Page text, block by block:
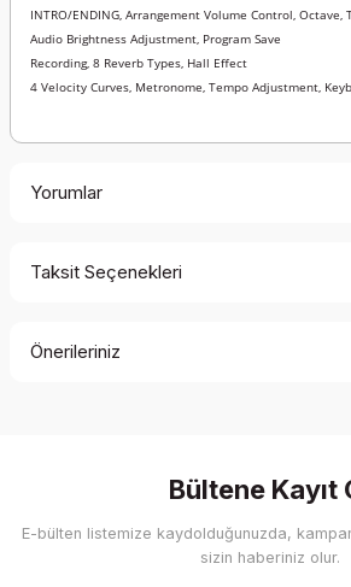
INTRO/ENDING, Arrangement Volume Control, Octave,
Audio Brightness Adjustment, Program Save
Recording, 8 Reverb Types, Hall Effect
4 Velocity Curves, Metronome, Tempo Adjustment,
Yorumlar
Taksit Seçenekleri
Önerileriniz
Görüş ve önerileriniz için teşekkür ederiz.
Ürün resmi kalitesiz, bozuk veya
Bültene Kayıt
E-bülten listemize kaydolduğunuzda,
sizin haberiniz olur.